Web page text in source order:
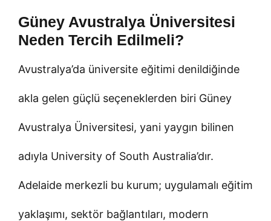
Güney Avustralya Üniversitesi
Neden Tercih Edilmeli?
Avustralya’da üniversite eğitimi denildiğinde
akla gelen güçlü seçeneklerden biri Güney
Avustralya Üniversitesi, yani yaygın bilinen
adıyla University of South Australia’dır.
Adelaide merkezli bu kurum; uygulamalı eğitim
yaklaşımı, sektör bağlantıları, modern